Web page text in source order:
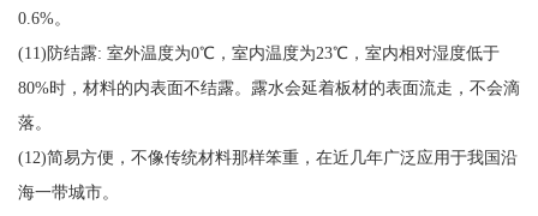
0.6%。
(11)防结露: 室外温度为0℃，室内温度为23℃，室内相对湿度低于
80%时，材料的内表面不结露。露水会延着板材的表面流走，不会滴
落。
(12)简易方便，不像传统材料那样笨重，在近几年广泛应用于我国沿
海一带城市。